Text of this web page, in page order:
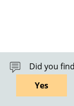
Did you
Yes